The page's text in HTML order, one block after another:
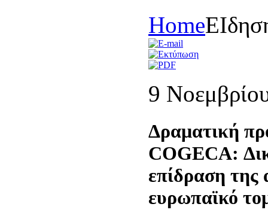
Home
9
Δραματική
COGECA:
επίδραση της
ευρωπαϊκό